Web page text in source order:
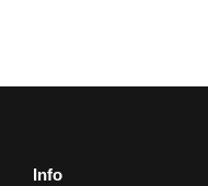
Info